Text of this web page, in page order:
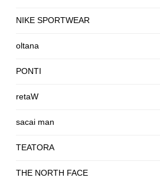
NIKE SPORTWEAR
oltana
PONTI
retaW
sacai man
TEATORA
THE NORTH FACE